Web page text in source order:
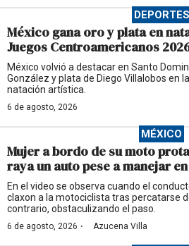
DEPORTES
México gana oro y plata en
Juegos Centroamericanos
México volvió a destacar en Santo
González y plata de Diego Villalobos en
natación artística.
6 de agosto, 2026
MÉXICO
Mujer a bordo de su moto
raya un auto pese a manejar
En el video se observa cuando el
claxon a la motociclista tras percatarse
contrario, obstaculizando el paso.
6 de agosto, 2026 · Azucena Villa